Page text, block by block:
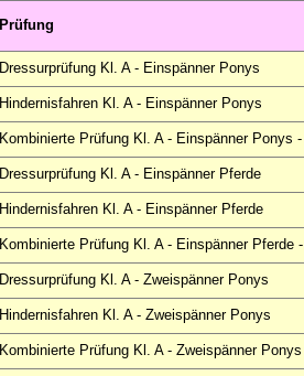
Prüfung
Dressurprüfung Kl. A - Einspänner Ponys
Hindernisfahren Kl. A - Einspänner Ponys
Kombinierte Prüfung Kl. A - Einspänner Ponys
Dressurprüfung Kl. A - Einspänner Pferde
Hindernisfahren Kl. A- Einspänner Pferde
Kombinierte Prüfung Kl. A - Einspänner Pferde
Dressurprüfung Kl. A - Zweispänner Ponys
Hindernisfahren Kl. A- Zweispänner Ponys
Kombinierte Prüfung Kl. A - Zweispänner